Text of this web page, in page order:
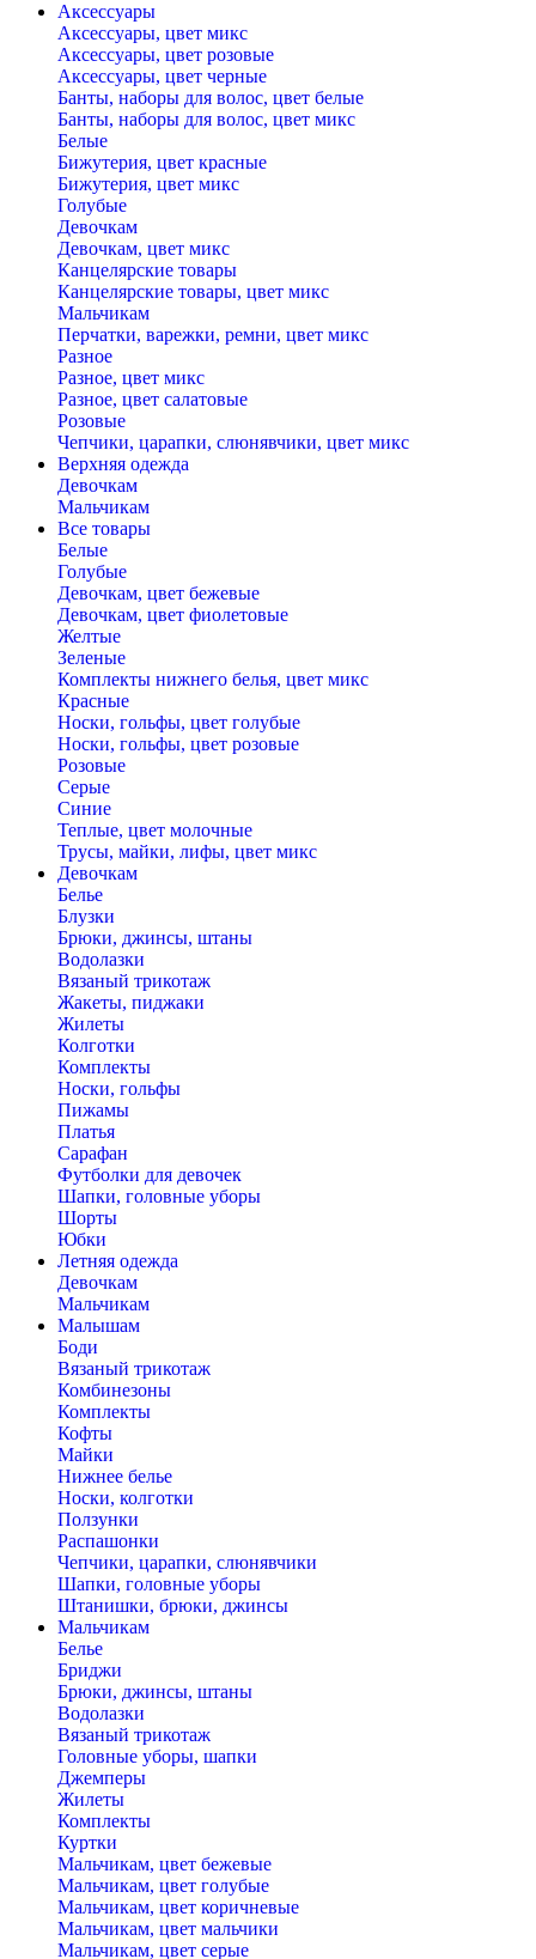
Аксессуары
Аксессуары, цвет микс
Аксессуары, цвет розовые
Аксессуары, цвет черные
Банты, наборы для волос, цвет белые
Банты, наборы для волос, цвет микс
Белые
Бижутерия, цвет красные
Бижутерия, цвет микс
Голубые
Девочкам
Девочкам, цвет микс
Канцелярские товары
Канцелярские товары, цвет микс
Мальчикам
Перчатки, варежки, ремни, цвет микс
Разное
Разное, цвет микс
Разное, цвет салатовые
Розовые
Чепчики, царапки, слюнявчики, цвет микс
Верхняя одежда
Девочкам
Мальчикам
Все товары
Белые
Голубые
Девочкам, цвет бежевые
Девочкам, цвет фиолетовые
Желтые
Зеленые
Комплекты нижнего белья, цвет микс
Красные
Носки, гольфы, цвет голубые
Носки, гольфы, цвет розовые
Розовые
Серые
Синие
Теплые, цвет молочные
Трусы, майки, лифы, цвет микс
Девочкам
Белье
Блузки
Брюки, джинсы, штаны
Водолазки
Вязаный трикотаж
Жакеты, пиджаки
Жилеты
Колготки
Комплекты
Носки, гольфы
Пижамы
Платья
Сарафан
Футболки для девочек
Шапки, головные уборы
Шорты
Юбки
Летняя одежда
Девочкам
Мальчикам
Малышам
Боди
Вязаный трикотаж
Комбинезоны
Комплекты
Кофты
Майки
Нижнее белье
Носки, колготки
Ползунки
Распашонки
Чепчики, царапки, слюнявчики
Шапки, головные уборы
Штанишки, брюки, джинсы
Мальчикам
Белье
Бриджи
Брюки, джинсы, штаны
Водолазки
Вязаный трикотаж
Головные уборы, шапки
Джемперы
Жилеты
Комплекты
Куртки
Мальчикам, цвет бежевые
Мальчикам, цвет голубые
Мальчикам, цвет коричневые
Мальчикам, цвет мальчики
Мальчикам, цвет серые